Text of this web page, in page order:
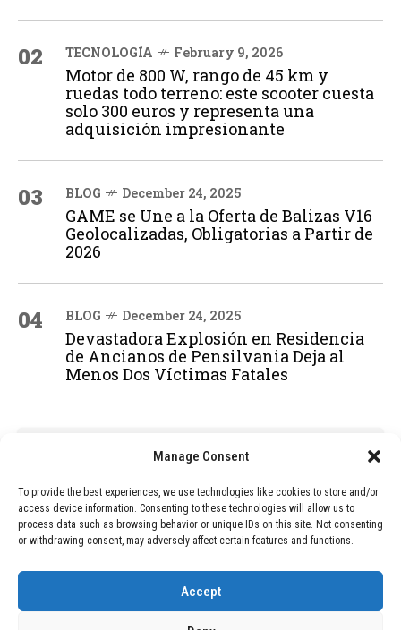
Manage Consent
To provide the best experiences, we use technologies like cookies to store and/or
access device information. Consenting to these technologies will allow us to
process data such as browsing behavior or unique IDs on this site. Not consenting
or withdrawing consent, may adversely affect certain features and functions.
Accept
02 TECNOLOGÍA February 9, 2026
Motor de 800 W, rango de 45 km y
ruedas todo terreno: este scooter cuesta
solo 300 euros y representa una
adquisición impresionante
03 BLOG December 24, 2025
GAME se Une a la Oferta de Balizas V16
Geolocalizadas, Obligatorias a Partir de
2026
04 BLOG December 24, 2025
Devastadora Explosión en Residencia
de Ancianos de Pensilvania Deja al
Menos Dos Víctimas Fatales